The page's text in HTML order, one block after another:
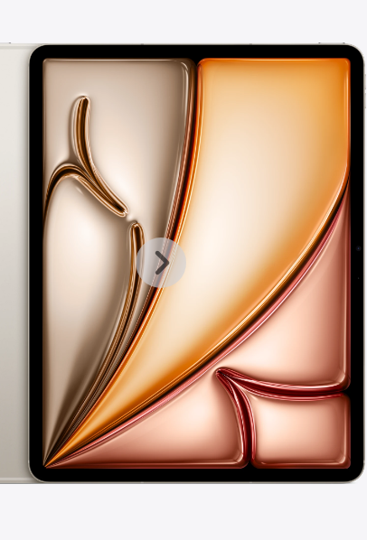
上
一
张
图
库
图
片
下
一
张
图
库
图
片